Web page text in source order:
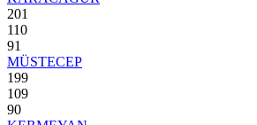
201
110
91
MÜSTECEP
199
109
90